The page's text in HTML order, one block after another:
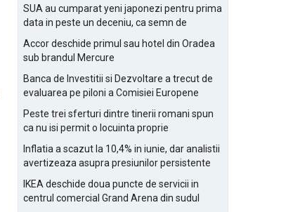
SUA au cumparat yeni japonezi pentru prima
data in peste un deceniu, ca semn de
Accor deschide primul sau hotel din Oradea
sub brandul Mercure
Banca de Investitii si Dezvoltare a trecut de
evaluarea pe piloni a Comisiei Europene
Peste trei sferturi dintre tinerii romani spun
ca nu isi permit o locuinta proprie
Inflatia a scazut la 10,4% in iunie, dar analistii
avertizeaza asupra presiunilor persistente
IKEA deschide doua puncte de servicii in
centrul comercial Grand Arena din sudul